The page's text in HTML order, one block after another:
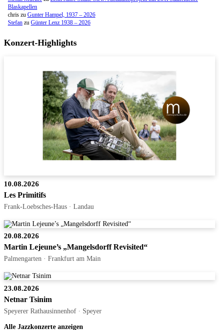
Blaskapellen
chris zu Gunter Hampel, 1937 – 2026
Stefan zu Günter Lenz 1938 – 2026
Konzert-Highlights
10.08.2026
Les Primitifs
Frank-Loebsches-Haus · Landau
20.08.2026
Martin Lejeune’s „Mangelsdorff Revisited“
Palmengarten · Frankfurt am Main
23.08.2026
Netnar Tsinim
Speyerer Rathausinnenhof · Speyer
Alle Jazzkonzerte anzeigen